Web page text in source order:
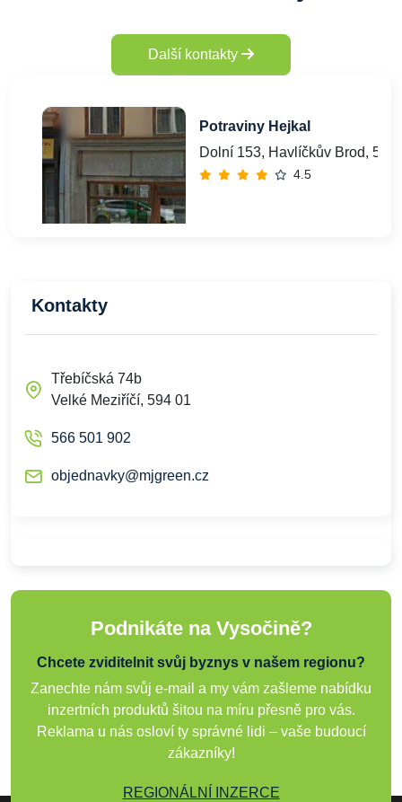
Další kontakty
Potraviny Hejkal
Dolní 153, Havlíčkův Brod, 580
4.5
Kontakty
Třebíčská 74b
Velké Meziříčí, 594 01
566 501 902
objednavky@mjgreen.cz
Podnikáte na Vysočině?
Chcete zviditelnit svůj byznys v našem regionu?
Zanechte nám svůj e-mail a my vám zašleme nabídku
inzertních produktů šitou na míru přesně pro vás.
Reklama u nás osloví ty správné lidi – vaše budoucí
zákazníky!
REGIONÁLNÍ INZERCE